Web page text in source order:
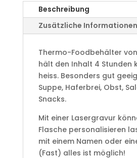
Beschreibung
Zusätzliche Informationen
Thermo-Foodbehälter von
hält den Inhalt 4 Stunden
heiss. Besonders gut
Suppe, Haferbrei, Obst,
Snacks.
Mit einer Lasergravur
Flasche personalisieren
mit einem Namen oder
(Fast) alles ist möglich!